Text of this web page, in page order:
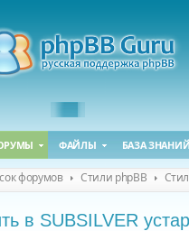
ФАЙЛЫ БАЗА ЗНАНИЙ
форумов Стили phpBB
в SUBSILVER